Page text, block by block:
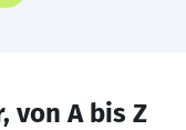
von A bis Z